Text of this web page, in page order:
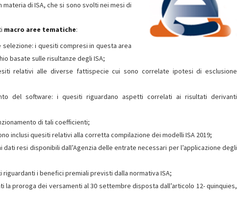
di ISA, che si sono svolti nei mesi di
macro aree tematiche:
i quesiti compresi in questa area
basate sulle risultanze degli ISA;
relativi alle diverse fattispecie cui sono correlate ipotesi di esclusione
del software: i quesiti riguardano aspetti correlati ai risultati derivanti
di tali coefficienti;
inclusi quesiti relativi alla corretta compilazione dei modelli ISA 2019;
resi disponibili dall’Agenzia delle entrate necessari per l’applicazione degli
i benefici premiali previsti dalla normativa ISA;
proroga dei versamenti al 30 settembre disposta dall’articolo 12- quinquies,